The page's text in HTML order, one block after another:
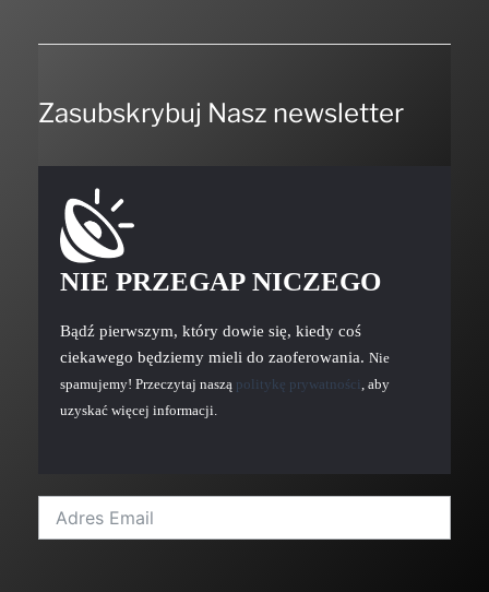
Zasubskrybuj Nasz newsletter
NIE PRZEGAP NICZEGO
Bądź pierwszym, który dowie się, kiedy coś
ciekawego będziemy mieli do zaoferowania. Nie
spamujemy! Przeczytaj naszą politykę prywatności, aby
uzyskać więcej informacji.